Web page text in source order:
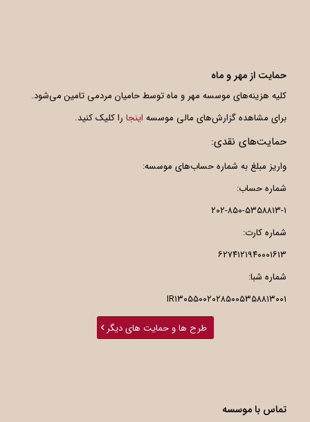
حمایت از مهر و ماه
کلیه هزینه‌های موسسه مهر و ماه توسط حامیان مردمی تامین می‌شود.
برای مشاهده گزارش‌های مالی موسسه اینجارا کلیک کنید.
حمایت‌های نقدی:
واریز مبلغ به شماره حساب‌های موسسه:
شماره حساب:
۲۰۲-۸۵۰-۵۳۵۸۸۱۳-۱
شماره کارت:
۶۲۷۴۱۲۱۹۴۰۰۰۱۶۱۳
شماره شبا:
IR۱۳۰۵۵۰۰۲۰۲۸۵۰۰۵۳۵۸۸۱۳۰۰۱
طرح ها و حمایت های دیگر
تماس با موسسه